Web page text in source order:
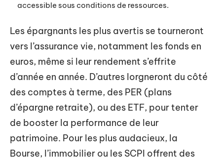
accessible sous conditions de ressources.
Les épargnants les plus avertis se tourneront
vers l’assurance vie, notamment les fonds en
euros, même si leur rendement s’effrite
d’année en année. D’autres lorgneront du côté
des comptes à terme, des PER (plans
d’épargne retraite), ou des ETF, pour tenter
de booster la performance de leur
patrimoine. Pour les plus audacieux, la
Bourse, l’immobilier ou les SCPI offrent des